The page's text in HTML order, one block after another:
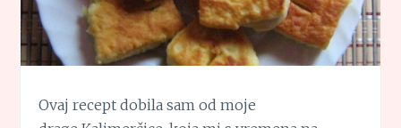
Ovaj recept dobila sam od moje